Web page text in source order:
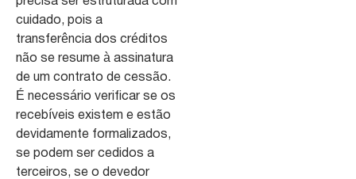
cuidado, pois a
transferência dos créditos
não se resume à assinatura
de um contrato de cessão.
É necessário verificar se os
recebíveis existem e estão
devidamente formalizados,
se podem ser cedidos a
terceiros, se o devedor